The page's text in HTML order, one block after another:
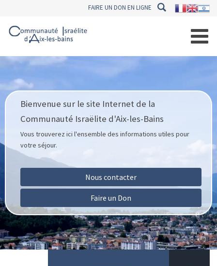
FAIRE UN DON EN LIGNE
Bienvenue sur le site Internet de la
Communauté Israëlite d'Aix-les-Bains
Vous trouverez ici l'ensemble des informations utiles pour
votre séjour.
Nous contacter
Faire un Don